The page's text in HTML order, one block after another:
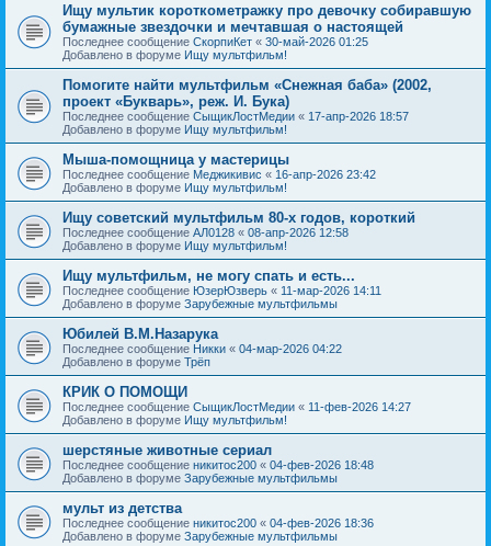
Ищу мультик короткометражку про девочку собиравшую
бумажные звездочки и мечтавшая о настоящей
Последнее сообщение СкорпиКет « 30-май-2026 01:25
Добавлено в форуме Ищу мультфильм!
Помогите найти мультфильм «Снежная баба» (2002,
проект «Букварь», реж. И. Бука)
Последнее сообщение СыщикЛостМедии « 17-апр-2026 18:57
Добавлено в форуме Ищу мультфильм!
Мыша-помощница у мастерицы
Последнее сообщение Меджикивис « 16-апр-2026 23:42
Добавлено в форуме Ищу мультфильм!
Ищу советский мультфильм 80-х годов, короткий
Последнее сообщение АЛ0128 « 08-апр-2026 12:58
Добавлено в форуме Ищу мультфильм!
Ищу мультфильм, не могу спать и есть...
Последнее сообщение ЮзерЮзверь « 11-мар-2026 14:11
Добавлено в форуме Зарубежные мультфильмы
Юбилей В.М.Назарука
Последнее сообщение Никки « 04-мар-2026 04:22
Добавлено в форуме Трёп
КРИК О ПОМОЩИ
Последнее сообщение СыщикЛостМедии « 11-фев-2026 14:27
Добавлено в форуме Ищу мультфильм!
шерстяные животные сериал
Последнее сообщение никитос200 « 04-фев-2026 18:48
Добавлено в форуме Зарубежные мультфильмы
мульт из детства
Последнее сообщение никитос200 « 04-фев-2026 18:36
Добавлено в форуме Зарубежные мультфильмы